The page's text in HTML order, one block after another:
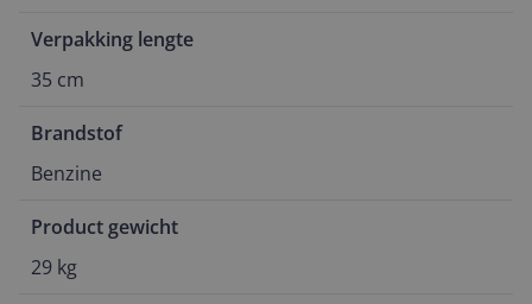
Verpakking lengte
35 cm
Brandstof
Benzine
Product gewicht
29 kg